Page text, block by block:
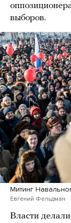
выборов.
Митинг
Евгений Фельдман
Власти делали